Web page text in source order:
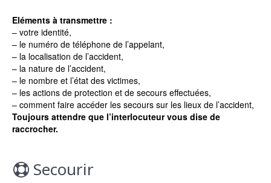
Eléments à transmettre :
– votre identité,
– le numéro de téléphone de l’appelant,
– la localisation de l’accident,
– la nature de l’accident,
– le nombre et l’état des victimes,
– les actions de protection et de secours effectuées,
– comment faire accéder les secours sur les lieux de l’accident,
Toujours attendre que l’interlocuteur vous dise de
raccrocher.
Secourir